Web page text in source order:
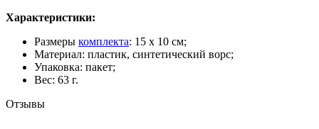
Характеристики:
Размеры комплекта: 15 х 10 см;
Материал: пластик, синтетический ворс;
Упаковка: пакет;
Вес: 63 г.
Отзывы